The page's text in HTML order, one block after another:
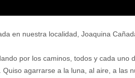
en nuestra localidad, Joaquina
por los caminos, todos y cada uno
agarrarse a la luna, al aire, a las